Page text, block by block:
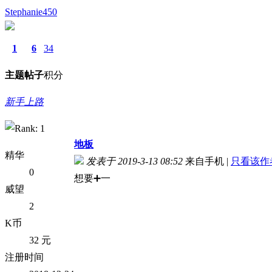
Stephanie450
1
主题
6
帖子
34
积分
新手上路
精华
0
威望
2
K币
32 元
注册时间
地板
发表于 2019-3-13 08:52 来自手机 | 只看该作
想要➕一